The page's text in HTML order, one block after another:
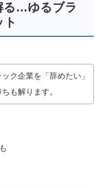
る…ゆるブラ
ト
ク企業を「辞めたい」
も解ります。